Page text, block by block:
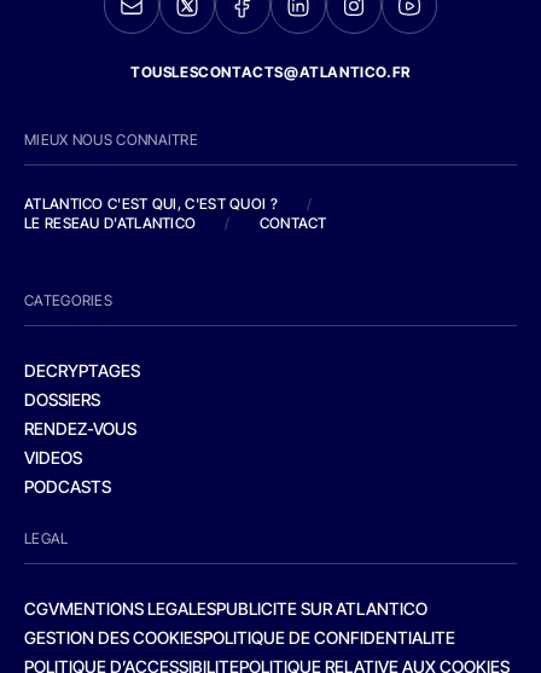
TOUSLESCONTACTS@ATLANTICO.FR
MIEUX NOUS CONNAITRE
ATLANTICO C'EST QUI, C'EST QUOI ?
/
LE RESEAU D'ATLANTICO
/ CONTACT
CATEGORIES
DECRYPTAGES
DOSSIERS
RENDEZ-VOUS
VIDEOS
PODCASTS
LEGAL
CGVMENTIONS LEGALESPUBLICITE SUR ATLANTICO
GESTION DES COOKIESPOLITIQUE DE CONFIDENTIALITE
POLITIQUE D’ACCESSIBILITEPOLITIQUE RELATIVE AUX COOKIES